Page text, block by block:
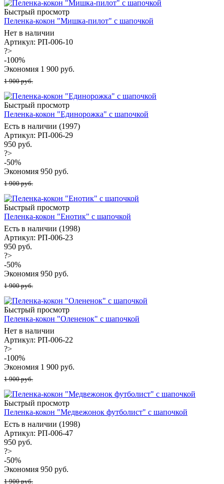
Быстрый просмотр
Пеленка-кокон "Мишка-пилот" с шапочкой
Нет в наличии
Артикул: РП-006-10
?>
-100%
Экономия 1 900 руб.
1 900 руб.
Быстрый просмотр
Пеленка-кокон "Единорожка" с шапочкой
Есть в наличии (1997)
Артикул: РП-006-29
950 руб.
?>
-50%
Экономия 950 руб.
1 900 руб.
Быстрый просмотр
Пеленка-кокон "Енотик" с шапочкой
Есть в наличии (1998)
Артикул: РП-006-23
950 руб.
?>
-50%
Экономия 950 руб.
1 900 руб.
Быстрый просмотр
Пеленка-кокон "Олененок" с шапочкой
Нет в наличии
Артикул: РП-006-22
?>
-100%
Экономия 1 900 руб.
1 900 руб.
Быстрый просмотр
Пеленка-кокон "Медвежонок футболист" с шапочкой
Есть в наличии (1998)
Артикул: РП-006-47
950 руб.
?>
-50%
Экономия 950 руб.
1 900 руб.